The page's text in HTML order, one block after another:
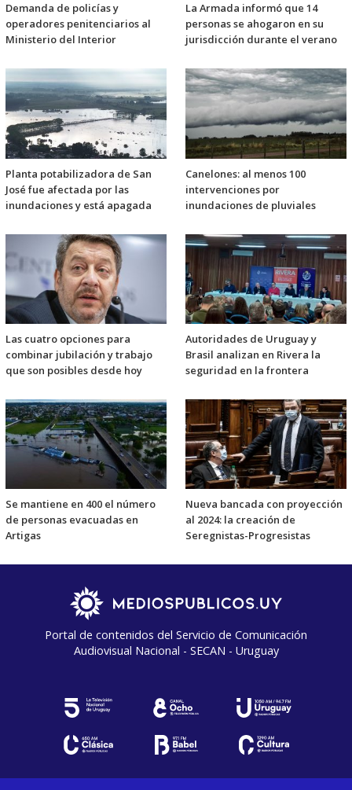
Demanda de policías y
operadores penitenciarios al
Ministerio del Interior
La Armada informó que 14
personas se ahogaron en su
jurisdicción durante el verano
Planta potabilizadora de San
José fue afectada por las
inundaciones y está apagada
Canelones: al menos 100
intervenciones por
inundaciones de pluviales
Las cuatro opciones para
combinar jubilación y trabajo
que son posibles desde hoy
Autoridades de Uruguay y
Brasil analizan en Rivera la
seguridad en la frontera
Se mantiene en 400 el número
de personas evacuadas en
Artigas
Nueva bancada con proyección
al 2024: la creación de
Seregnistas-Progresistas
Portal de contenidos del Servicio de Comunicación
Audiovisual Nacional - SECAN - Uruguay